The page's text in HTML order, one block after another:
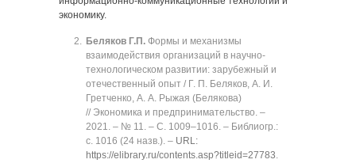
экономику.
Беляков Г.П. Формы и механизмы
взаимодействия организаций в научно-
технологическом развитии: зарубежный и
отечественный опыт / Г. П. Беляков, А. И.
Гретченко, А. А. Рыжая (Белякова)
// Экономика и предпринимательство. ‒
2021. ‒ № 11. ‒ C. 1009‒1016. ‒ Библиогр.:
с. 1016 (24 назв.). ‒ URL:
https://elibrary.ru/contents.asp?titleid=27783.